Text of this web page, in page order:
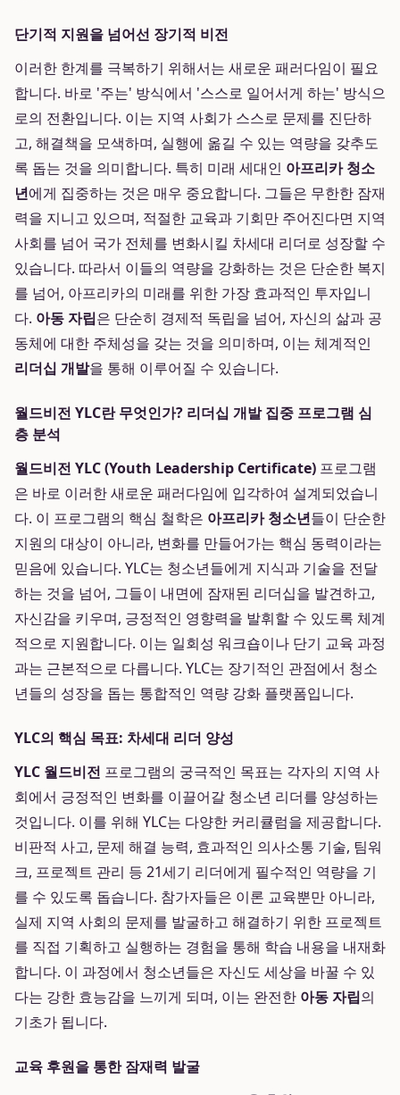
단기적 지원을 넘어선 장기적 비전
이러한 한계를 극복하기 위해서는 새로운 패러다임이 필요
합니다. 바로 '주는' 방식에서 '스스로 일어서게 하는' 방식으
로의 전환입니다. 이는 지역 사회가 스스로 문제를 진단하
고, 해결책을 모색하며, 실행에 옮길 수 있는 역량을 갖추도
록 돕는 것을 의미합니다. 특히 미래 세대인 아프리카 청소
년에게 집중하는 것은 매우 중요합니다. 그들은 무한한 잠재
력을 지니고 있으며, 적절한 교육과 기회만 주어진다면 지역
사회를 넘어 국가 전체를 변화시킬 차세대 리더로 성장할 수
있습니다. 따라서 이들의 역량을 강화하는 것은 단순한 복지
를 넘어, 아프리카의 미래를 위한 가장 효과적인 투자입니
다. 아동 자립은 단순히 경제적 독립을 넘어, 자신의 삶과 공
동체에 대한 주체성을 갖는 것을 의미하며, 이는 체계적인
리더십 개발을 통해 이루어질 수 있습니다.
월드비전 YLC란 무엇인가? 리더십 개발 집중 프로그램 심
층 분석
월드비전 YLC (Youth Leadership Certificate) 프로그램
은 바로 이러한 새로운 패러다임에 입각하여 설계되었습니
다. 이 프로그램의 핵심 철학은 아프리카 청소년들이 단순한
지원의 대상이 아니라, 변화를 만들어가는 핵심 동력이라는
믿음에 있습니다. YLC는 청소년들에게 지식과 기술을 전달
하는 것을 넘어, 그들이 내면에 잠재된 리더십을 발견하고,
자신감을 키우며, 긍정적인 영향력을 발휘할 수 있도록 체계
적으로 지원합니다. 이는 일회성 워크숍이나 단기 교육 과정
과는 근본적으로 다릅니다. YLC는 장기적인 관점에서 청소
년들의 성장을 돕는 통합적인 역량 강화 플랫폼입니다.
YLC의 핵심 목표: 차세대 리더 양성
YLC 월드비전 프로그램의 궁극적인 목표는 각자의 지역 사
회에서 긍정적인 변화를 이끌어갈 청소년 리더를 양성하는
것입니다. 이를 위해 YLC는 다양한 커리큘럼을 제공합니다.
비판적 사고, 문제 해결 능력, 효과적인 의사소통 기술, 팀워
크, 프로젝트 관리 등 21세기 리더에게 필수적인 역량을 기
를 수 있도록 돕습니다. 참가자들은 이론 교육뿐만 아니라,
실제 지역 사회의 문제를 발굴하고 해결하기 위한 프로젝트
를 직접 기획하고 실행하는 경험을 통해 학습 내용을 내재화
합니다. 이 과정에서 청소년들은 자신도 세상을 바꿀 수 있
다는 강한 효능감을 느끼게 되며, 이는 완전한 아동 자립의
기초가 됩니다.
교육 후원을 통한 잠재력 발굴